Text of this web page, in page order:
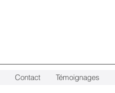
Contact Témoignages